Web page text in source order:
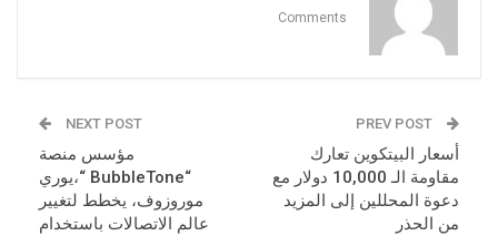
Comments
أسعار البيتكوين تعارك
مقاومة الـ 10,000 دولار مع
دعوة المحللين إلى المزيد
من الحذر
NEXT POST
مؤسس منصة
“BubbleTone “،يوري
موروزوف، يخطط لتغيير
عالم الاتصالات باستخدام